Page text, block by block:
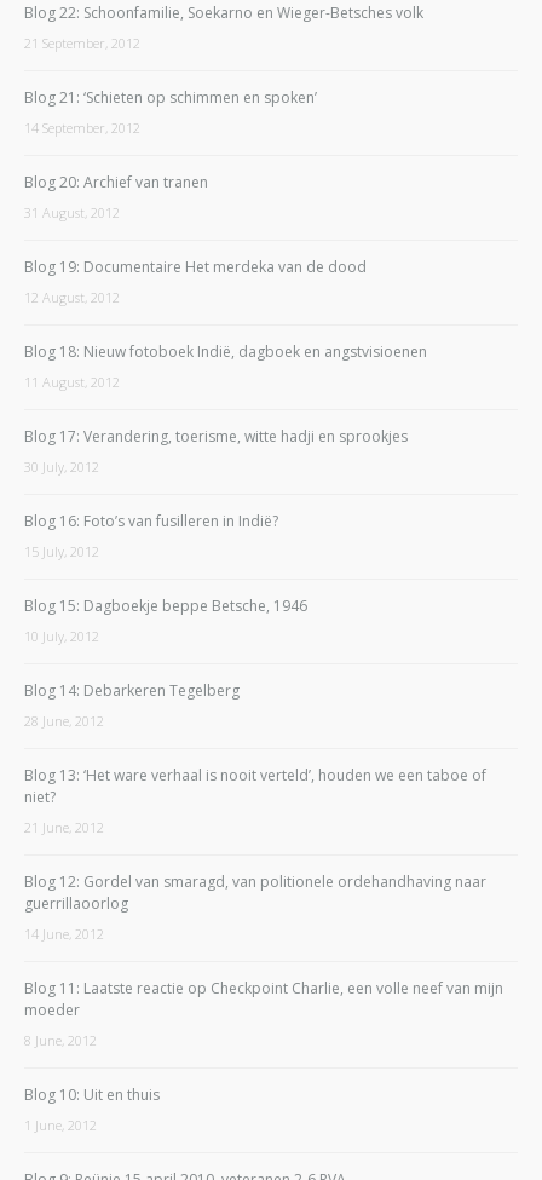
Blog 22: Schoonfamilie, Soekarno en Wieger-Betsches volk
21 September, 2012
Blog 21: ‘Schieten op schimmen en spoken’
14 September, 2012
Blog 20: Archief van tranen
31 August, 2012
Blog 19: Documentaire Het merdeka van de dood
12 August, 2012
Blog 18: Nieuw fotoboek Indië, dagboek en angstvisioenen
11 August, 2012
Blog 17: Verandering, toerisme, witte hadji en sprookjes
30 July, 2012
Blog 16: Foto’s van fusilleren in Indië?
15 July, 2012
Blog 15: Dagboekje beppe Betsche, 1946
10 July, 2012
Blog 14: Debarkeren Tegelberg
28 June, 2012
Blog 13: ‘Het ware verhaal is nooit verteld’, houden we een taboe of
niet?
21 June, 2012
Blog 12: Gordel van smaragd, van politionele ordehandhaving naar
guerrillaoorlog
14 June, 2012
Blog 11: Laatste reactie op Checkpoint Charlie, een volle neef van mijn
moeder
8 June, 2012
Blog 10: Uit en thuis
1 June, 2012